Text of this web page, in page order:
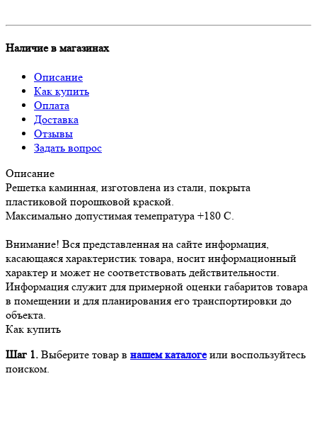
Наличие в магазинах
Описание
Как купить
Оплата
Доставка
Отзывы
Задать вопрос
Описание
Решетка каминная, изготовлена из стали, покрыта
пластиковой порошковой краской.
Максимально допустимая темепратура +180 С.
Внимание! Вся представленная на сайте информация,
касающаяся характеристик товара, носит информационный
характер и может не соответствовать действительности.
Информация служит для примерной оценки габаритов товара
в помещении и для планирования его транспортировки до
объекта.
Как купить
Шаг 1. Выберите товар в нашем каталогеили воспользуйтесь
поиском.